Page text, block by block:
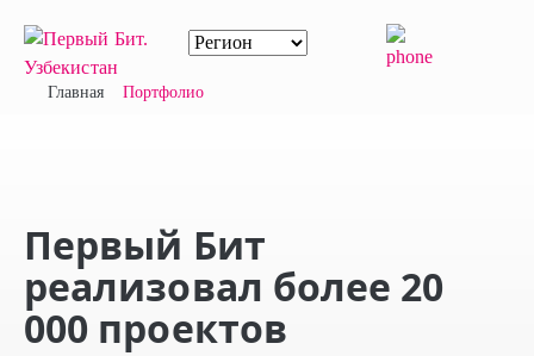
Главная Портфолио
Первый Бит
реализовал более 20
000 проектов